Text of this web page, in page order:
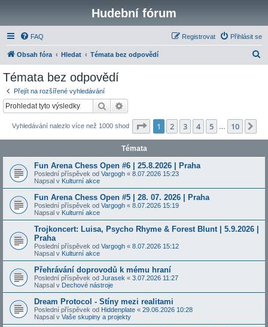
Hudební fórum
FAQ Přihlásit se
Registrovat
Obsah fóra Hledat Témata bez odpovědí
Témata bez odpovědí
Přejít na rozšířené vyhledávání
Hledat
Vyhledávání nalezlo více než 1000 shod Stránka z 10
1 2 3 4 5 10
Témata
Fun Arena Chess Open #6 | 25.8.2026 | Praha
Poslední příspěvek od Vargogh « 8.07.2026 15:23
Napsal v Kulturní akce
Fun Arena Chess Open #5 | 28. 07. 2026 | Praha
Poslední příspěvek od Vargogh « 8.07.2026 15:19
Napsal v Kulturní akce
Trojkoncert: Luisa, Psycho Rhyme & Forest Blunt | 5.9.2026 |
Praha
Poslední příspěvek od Vargogh « 8.07.2026 15:12
Napsal v Kulturní akce
Přehrávání doprovodů k mému hraní
Poslední příspěvek od Jurasek « 3.07.2026 11:27
Napsal v Dechové nástroje
Dream Protocol - Stíny mezi realitami
Poslední příspěvek od Hiddenplate « 29.06.2026 10:28
Napsal v Vaše skupiny a projekty